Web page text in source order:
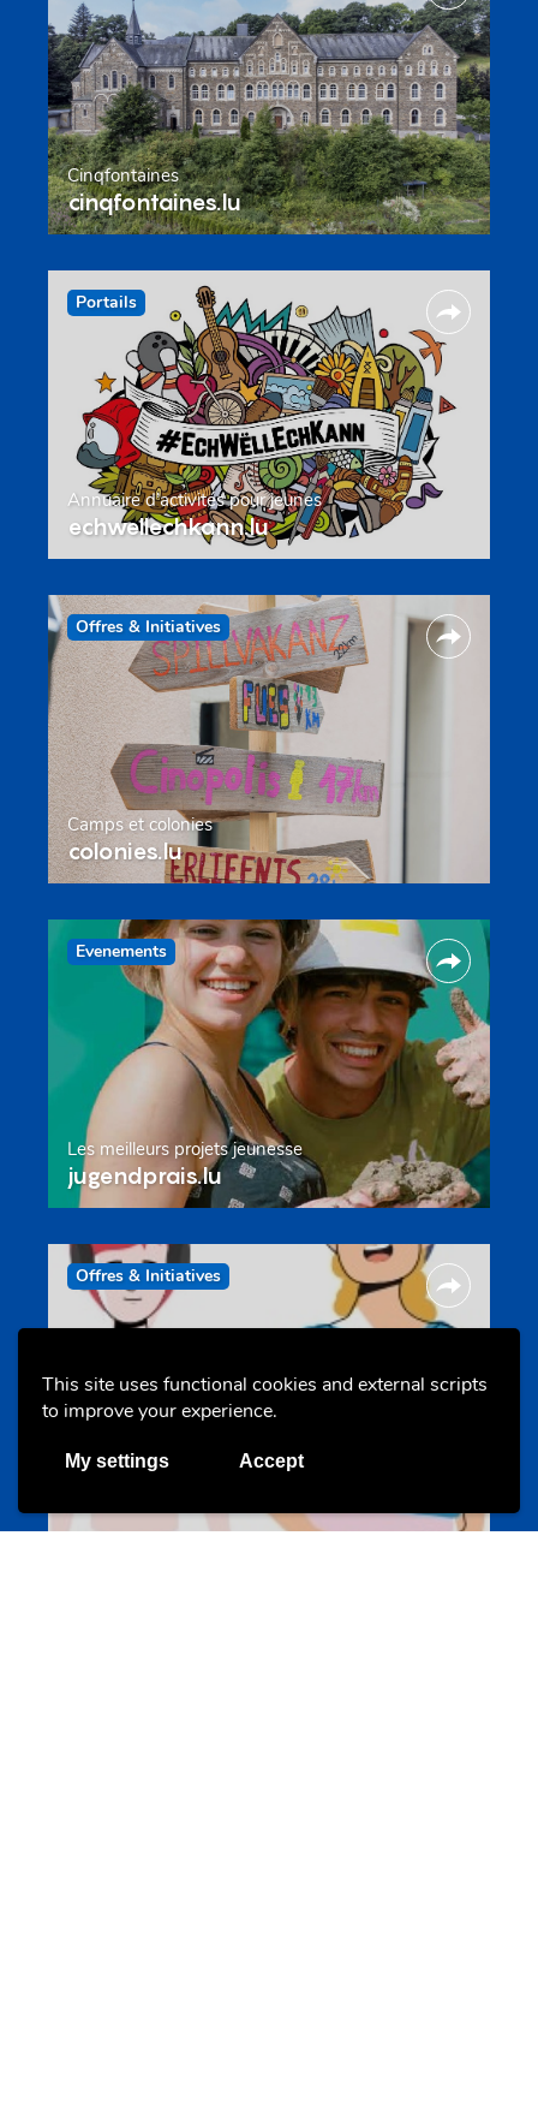
This site uses functional cookies and external scripts
to improve your experience.
My settings Accept
Cinqfontaines
cinqfontaines.lu
Portails
Annuaire d’activités pour jeunes
echwellechkann.lu
Offres & Initiatives
Camps et colonies
colonies.lu
Evenements
Les meilleurs projets jeunesse
jugendprais.lu
Offres & Initiatives
Un projet de jeunes pour jeunes